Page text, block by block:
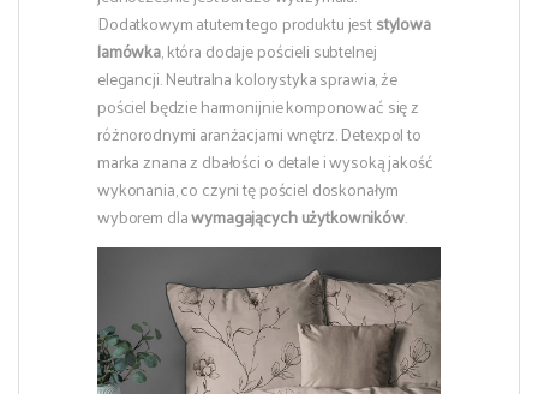
Dodatkowym atutem tego produktu jeststylowa
lamówka, która dodaje pościeli subtelnej
elegancji. Neutralna kolorystyka sprawia, że
pościel będzie harmonijnie komponować się z
różnorodnymi aranżacjami wnętrz. Detexpol to
marka znana z dbałości o detale i wysoką jakość
wykonania, co czyni tę pościel doskonałym
wyborem dlawymagających użytkowników.